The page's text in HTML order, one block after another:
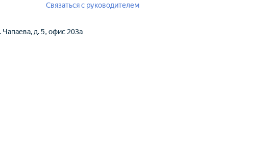
Связаться с руководителем
Чапаева, д. 5, офис 203а